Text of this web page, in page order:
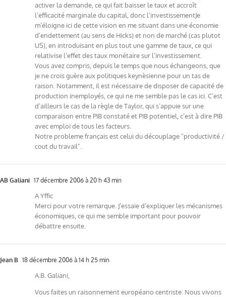
activer la demande, ce qui fait baisser le taux et accroît
l’efficacité marginale du capital, donc l’investissementJe
m’éloigne ici de cette vision en me situant dans une économie
d’endettement (au sens de Hicks) et non de marché (cas plutot
US), en introduisant en plus tout une gamme de taux, ce qui
relativise l’effet des taux monétaire sur l’investissement.
Vous avez compris, depuis le temps que nous échangeons, que
je ne crois guère aux politiques keynèsienne pour un tas de
raison. Notamment, il est nécessaire de disposer de capacité de
production inemployés, ce qui ne me semble pas le cas ici. C’est
d’ailleurs le cas de la règle de Taylor, qui s’appuie sur une
comparaison entre PIB constaté et PIB potentiel, c’est à dire PIB
avec emploi de tous les facteurs.
Notre probleme français est celui du découplage "productivité /
cout du travail".
AB Galiani 17 décembre 2006 à 20 h 43 min
A Yffic
Merci pour votre remarque. J’essaie d’expliquer les mécanismes
économiques, ce qui me semble important pour pouvoir
débattre ensuite.
Jean B 18 décembre 2006 à 14 h 25 min
A.B. Galiani,
Vous faites un raisonnement européano centriste. Nous vivons